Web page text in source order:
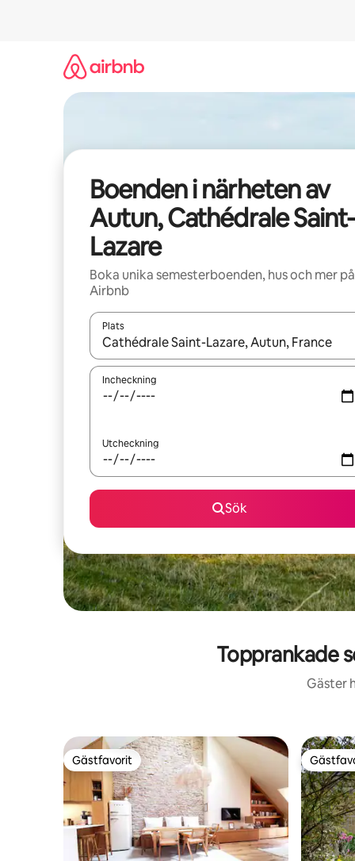
Boenden i närheten av
Autun, Cathédrale Saint-
Lazare
Boka unika semesterboenden, hus och mer på
Airbnb
Plats
När resultaten är tillgängliga kan du navigera
Incheckning
Utcheckning
Sök
Topprankade
Gäster
Gästfavorit
Gästfavorit